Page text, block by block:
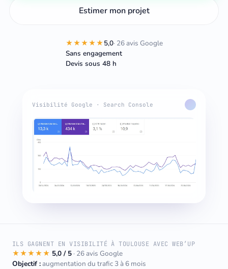
Estimer mon projet
★★★★★5,0· 26 avis Google
Sans engagement
Devis sous 48 h
Visibilité Google · Search Console
ILS GAGNENT EN VISIBILITÉ À TOULOUSE AVEC WEB’UP
★★★★★ 5,0 / 5 · 26 avis Google
Objectif :augmentation du trafic 3 à 6 mois